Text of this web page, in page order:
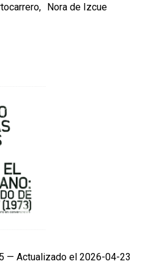
, Nora de Izcue
— Actualizado el 2026-04-23